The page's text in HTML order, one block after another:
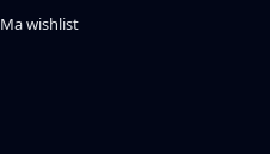
Ma wishlist